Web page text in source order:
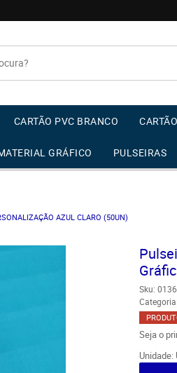
CARTÃO PVC BRANCO
GRÁFICO PULSEIRAS
AZUL CLARO (50UN)
Sku:
Categoria:
Seja o
Unidade: